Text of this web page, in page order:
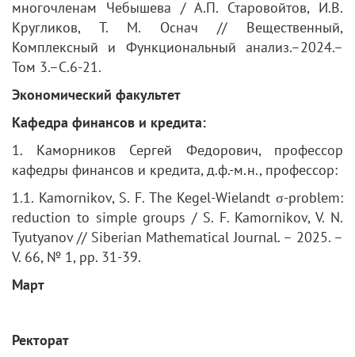
многочленам Чебышева / А.П. Старовойтов, И.В.
Кругликов, Т. М. Оснач // Вещественный,
Комплексный и Функциональный анализ.–2024.–
Том 3.–С.6-21.
Экономический факультет
Кафедра финансов и кредита:
1. Каморников Сергей Федорович, профессор
кафедры финансов и кредита, д.ф.-м.н., профессор:
1.1. Kamornikov, S. F. The Kegel-Wielandt σ-problem:
reduction to simple groups / S. F. Kamornikov, V. N.
Tyutyanov // Siberian Mathematical Journal. – 2025. –
V. 66, № 1, pp. 31-39.
Март
Ректорат